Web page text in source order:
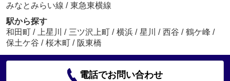
みなとみらい線 / 東急東横線
駅から探す
和田町 / 上星川 / 三ツ沢上町 / 横浜 / 星川 / 西谷 / 鶴ケ峰 /
保土ケ谷 / 桜木町 / 阪東橋
電話でお問い合わせ